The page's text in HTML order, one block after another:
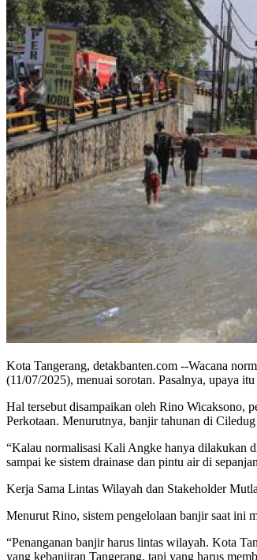
Kota Tangerang, detakbanten.com --Wacana
(11/07/2025), menuai sorotan. Pasalnya, upaya
Hal tersebut disampaikan oleh Rino Wicaksono,
Perkotaan. Menurutnya, banjir tahunan di
“Kalau normalisasi Kali Angke hanya dilakukan
sampai ke sistem drainase dan pintu air di
Kerja Sama Lintas Wilayah dan Stakeholder
Menurut Rino, sistem pengelolaan banjir saat ini
“Penanganan banjir harus lintas wilayah. Kota
yang kebanjiran Tangerang, tapi yang harus